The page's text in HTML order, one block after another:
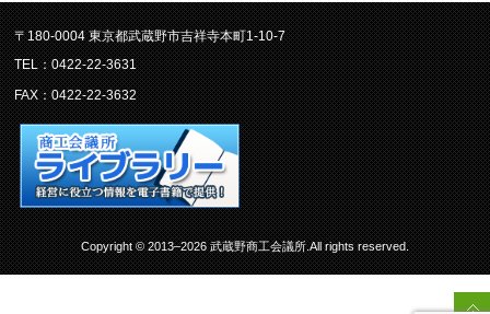
〒180-0004 東京都武蔵野市吉祥寺本町1-10-7
TEL：0422-22-3631
FAX：0422-22-3632
Copyright © 2013–2026 武蔵野商工会議所.All rights reserved.